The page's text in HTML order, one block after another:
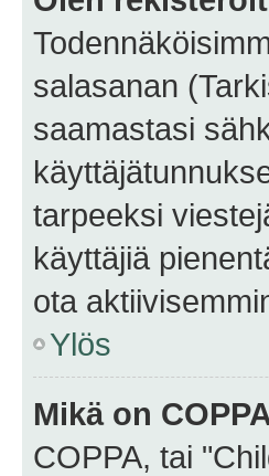
salasanan
saamastasi
tarpeeksi
käyttäjiä
ota
Ylös
Mikä on
COPPA, tai